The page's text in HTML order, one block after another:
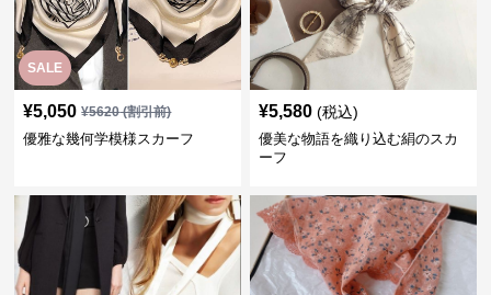
SALE
¥5,050 ¥5620(割引前)
優雅な幾何学模様スカーフ
¥5,580 (税込)
優美な物語を織り込む絹のスカ
ーフ